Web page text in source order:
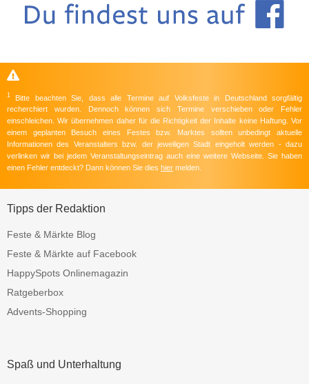
1
Bitte beachten Sie, dass alle Termine auf Volksfeste in Deutschland sorgfältig
recherchiert wurden. Dennoch können sich Termine verschieben oder Fehler
einschleichen. Wir übernehmen daher für die Richtigkeit der Inhalte keine Haftung. Vor
einem geplanten Besuch eines Festes bzw. Marktes sollten unbedingt aktuelle
Informationen des Veranstalters bzw. der jeweiligen Stadt eingeholt werden - dazu
verlinken wir bei jedem Veranstaltungseintrag auch eine weitere Webseite. Sie haben
einen Fehler entdeckt? Dann können Sie dies hier melden.
Tipps der Redaktion
Feste & Märkte Blog
Feste & Märkte auf Facebook
HappySpots Onlinemagazin
Ratgeberbox
Advents-Shopping
Spaß und Unterhaltung